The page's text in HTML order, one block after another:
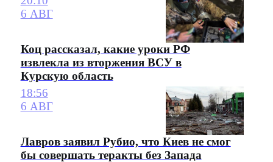
6 АВГ
Коц рассказал, какие уроки РФ
извлекла из вторжения ВСУ в
Курскую область
18:56
6 АВГ
Лавров заявил Рубио, что Киев не смог
бы совершать теракты без Запада